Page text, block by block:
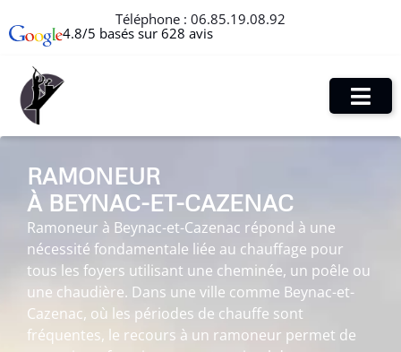
Téléphone : 06.85.19.08.92
4.8/5 basés sur 628 avis
RAMONEUR
À BEYNAC-ET-CAZENAC
Ramoneur à Beynac-et-Cazenac répond à une
nécessité fondamentale liée au chauffage pour
tous les foyers utilisant une cheminée, un poêle ou
une chaudière. Dans une ville comme Beynac-et-
Cazenac, où les périodes de chauffe sont
fréquentes, le recours à un ramoneur permet de